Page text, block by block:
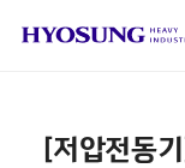
[저압전동